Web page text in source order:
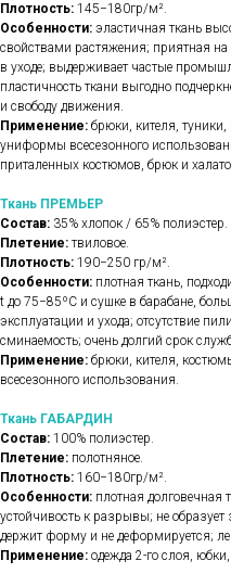
Плотность: 145−180гр/м².
Особенности: эластичная ткань
свойствами растяжения; приятная
в уходе; выдерживает частые
пластичность ткани выгодно
и свободу движения.
Применение: брюки, кителя,
униформы всесезонного
приталенных костюмов, брюк и
Ткань ПРЕМЬЕР
Состав: 35% хлопок / 65% полиэстер.
Плетение: твиловое.
Плотность: 190−250 гр/м².
Особенности: плотная ткань,
t до 75−85ºС и сушке в барабане,
эксплуатации и ухода; отсутствие
сминаемость; очень долгий срок
Применение: брюки, кителя,
всесезонного использования.
Ткань ГАБАРДИН
Состав: 100% полиэстер.
Плетение: полотняное.
Плотность: 160−180гр/м².
Особенности: плотная долговечная
устойчивость к разрывы; не
держит форму и не деформируется;
Применение: одежда 2-го слоя,